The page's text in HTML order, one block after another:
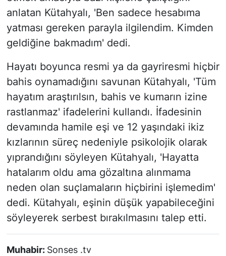
anlatan Kütahyalı, 'Ben sadece hesabıma
yatması gereken parayla ilgilendim. Kimden
geldiğine bakmadım' dedi.
Hayatı boyunca resmi ya da gayriresmi hiçbir
bahis oynamadığını savunan Kütahyalı, 'Tüm
hayatım araştırılsın, bahis ve kumarın izine
rastlanmaz' ifadelerini kullandı. İfadesinin
devamında hamile eşi ve 12 yaşındaki ikiz
kızlarının süreç nedeniyle psikolojik olarak
yıprandığını söyleyen Kütahyalı, 'Hayatta
hatalarım oldu ama gözaltına alınmama
neden olan suçlamaların hiçbirini işlemedim'
dedi. Kütahyalı, eşinin düşük yapabileceğini
söyleyerek serbest bırakılmasını talep etti.
Muhabir: Sonses .tv